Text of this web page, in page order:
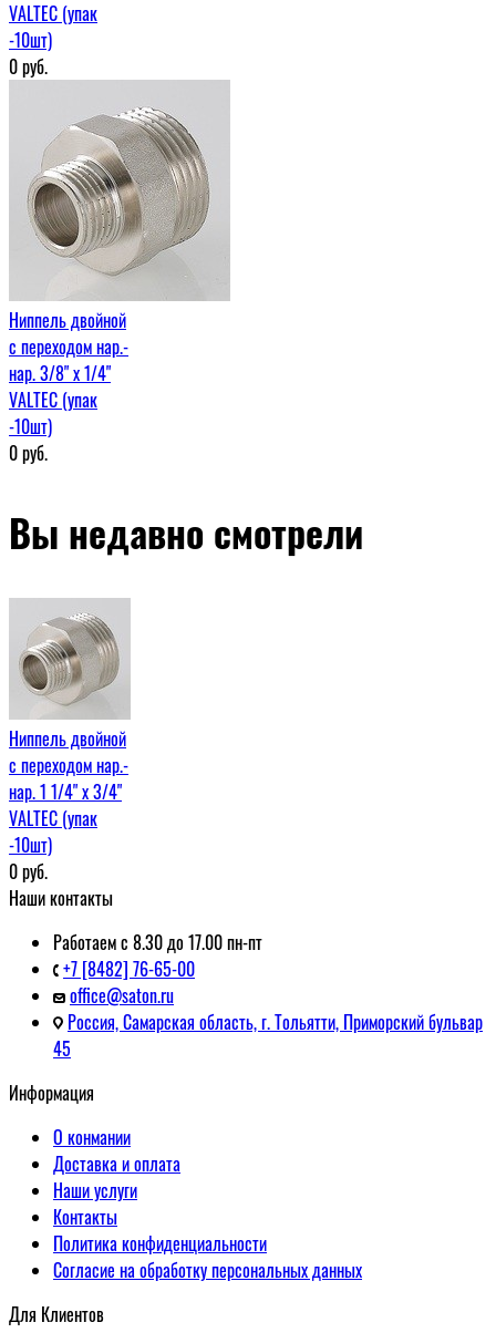
VALTEC (упак
-10шт)
0руб.
Ниппель двойной
с переходом нар.-
нар. 3/8" х 1/4"
VALTEC (упак
-10шт)
0руб.
Вы недавно смотрели
Ниппель двойной
с переходом нар.-
нар. 1 1/4" х 3/4"
VALTEC (упак
-10шт)
0руб.
Наши контакты
Работаем с 8.30 до 17.00 пн-пт
+7 [8482] 76-65-00
office@saton.ru
Россия, Самарская область, г. Тольятти, Приморский бульвар
45
Информация
О конмании
Доставка и оплата
Наши услуги
Контакты
Политика конфиденциальности
Согласие на обработку персональных данных
Для Клиентов